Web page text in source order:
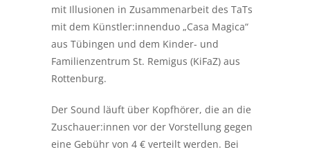
mit Illusionen in Zusammenarbeit des TaTs
mit dem Künstler:innenduo „Casa Magica“
aus Tübingen und dem Kinder- und
Familienzentrum St. Remigus (KiFaZ) aus
Rottenburg.
Der Sound läuft über Kopfhörer, die an die
Zuschauer:innen vor der Vorstellung gegen
eine Gebühr von 4 € verteilt werden. Bei